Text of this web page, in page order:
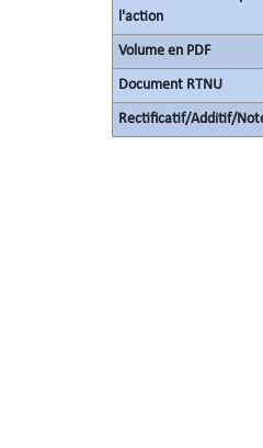
l'action
Volume en PDF
Document RTNU
Rectificatif/Additif/